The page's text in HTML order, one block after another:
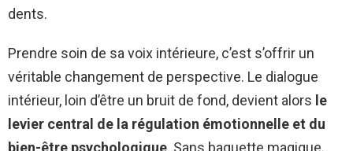
dents.
Prendre soin de sa voix intérieure, c’est s’offrir un
véritable changement de perspective. Le dialogue
intérieur, loin d’être un bruit de fond, devient alors le
levier central de la régulation émotionnelle et du
bien-être psychologique. Sans baguette magique,